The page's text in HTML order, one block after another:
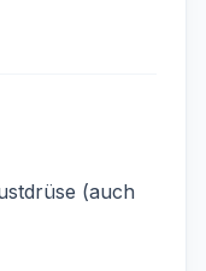
(auch